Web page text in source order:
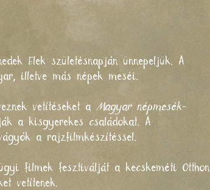
Elek születésnapján ünnepeljük. A
illetve más népek meséi.
vetítéseket a Magyar népmesék-
a kisgyerekes családokat. A
a rajzfilmkészítéssel.
filmek fesztiválját a kecskeméti Otthon
vetítenek.